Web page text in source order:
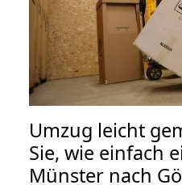
Umzug leicht
Sie, wie einfach
Münster nach